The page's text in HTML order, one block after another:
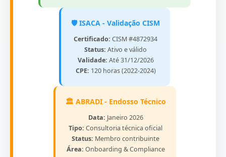
🛡️ ISACA - Validação CISM
Certificado: CISM #4872934
Status: Ativo e válido
Validade: Até 31/12/2026
CPE: 120 horas (2022-2024)
🏛️ ABRADI - Endosso Técnico
Data: Janeiro 2026
Tipo: Consultoria técnica oficial
Status: Membro contribuinte
Área: Onboarding & Compliance